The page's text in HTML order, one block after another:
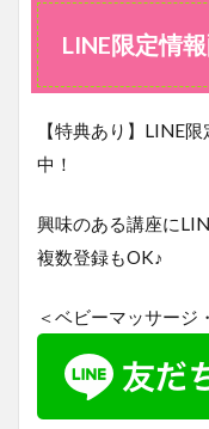
LINE限定情
【特典あり】LINE
中！
興味のある講座に
複数登録もOK♪
＜ベビーマッサージ